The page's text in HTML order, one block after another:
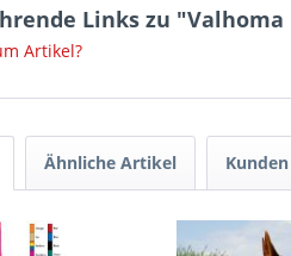
Links zu
Artikel?
Ähnliche Artikel